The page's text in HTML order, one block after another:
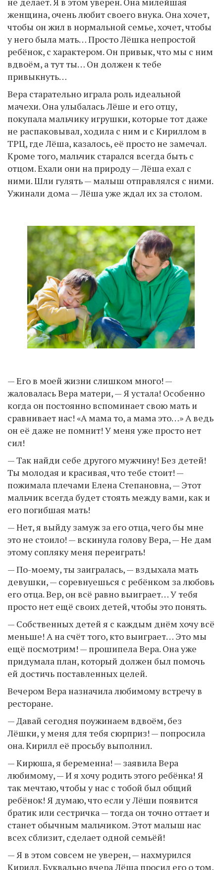
женщина, очень любит своего внука. Она хочет,
чтобы он жил в нормальной семье, хочет, чтобы
у него была мать… Просто Лёшка непростой
ребёнок, с характером. Он привык, что мы с ним
вдвоём, а тут ты… Он должен к тебе
привыкнуть…
Вера старательно играла роль идеальной
мачехи. Она улыбалась Лёше и его отцу,
покупала мальчику игрушки, которые тот даже
не распаковывал, ходила с ним и с Кириллом в
ТРЦ, где Лёша, казалось, её просто не замечал.
Кроме того, мальчик старался всегда быть с
отцом. Ехали они на природу — Лёша ехал с
ними. Шли гулять — малыш отправлялся с ними.
Ужинали дома — Лёша уже ждал их за столом.
— Его в моей жизни слишком много! —
жаловалась Вера матери, — Я устала! Особенно
когда он постоянно вспоминает свою мать и
сравнивает нас! «А мама то, а мама это…» А ведь
он её даже не помнит! У меня уже просто нет
сил!
— Так найди себе другого мужчину! Без детей!
Ты молодая и красивая, что тебе стоит! —
пожимала плечами Елена Степановна, — Этот
мальчик всегда будет стоять между вами, как и
его погибшая мать!
— Нет, я выйду замуж за его отца, чего бы мне
это не стоило! — вскинула голову Вера, — Не дам
этому сопляку меня переиграть!
— По-моему, ты заигралась, — вздыхала мать
девушки, — соревнуешься с ребёнком за любовь
его отца. Вер, он всё равно выиграет… У тебя
просто нет ещё своих детей, чтобы это понять.
— Собственных детей я с каждым днём хочу всё
меньше! А на счёт того, кто выиграет… Это мы
ещё посмотрим! — прошипела Вера. Она уже
придумала план, который должен был помочь
ей достичь поставленных целей.
Вечером Вера назначила любимому встречу в
ресторане.
— Давай сегодня поужинаем вдвоём, без
Лёшки, у меня для тебя сюрприз! — попросила
она. Кирилл её просьбу выполнил.
— Кирюша, я беременна! — заявила Вера
любимому, — И я хочу родить этого ребёнка! Я
так мечтаю, чтобы у нас с тобой был общий
ребёнок! Я думаю, что если у Лёши появится
братик или сестричка — тогда он точно оттает и
станет обычным мальчиком. Этот малыш нас
всех сблизит, сделает одной семьёй!
— Я в этом совсем не уверен, — нахмурился
Кирилл. Буквально вчера Лёша просил его о том,